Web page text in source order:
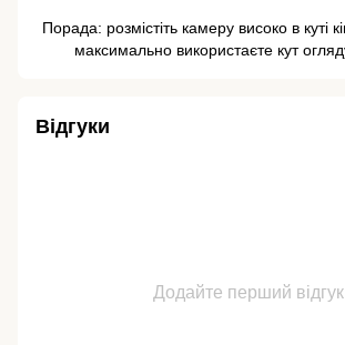
Порада: розмістіть камеру високо в куті
максимально використаєте кут
Відгуки
Додайте перший відгук